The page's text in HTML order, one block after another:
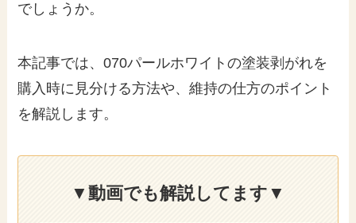
でしょうか。
本記事では、070パールホワイトの塗装剥がれを
購入時に見分ける方法や、維持の仕方のポイント
を解説します。
▼動画でも解説してます▼